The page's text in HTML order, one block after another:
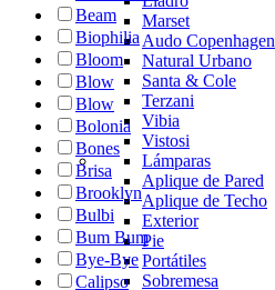
Marset
Audo Copenhagen
Natural Urbano
Santa & Cole
Terzani
Vibia
Vistosi
Lámparas
Aplique de Pared
Aplique de Techo
Exterior
Pie
Portátiles
Sobremesa
Beam
Biophilia
Bloom
Blow
Blow
Bolonia
Bones
Brisa
Brooklyn
Bulbi
Bum Bum
Bye-Bye
Calipso